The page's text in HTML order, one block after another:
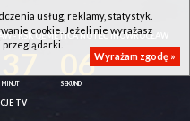
- KSK QEMETICA NOTEĆ INOWROCŁAW
06
TV
usług, reklamy, statystyk.
cookie. Jeżeli nie wyrażasz
Wyrażam zgodę »